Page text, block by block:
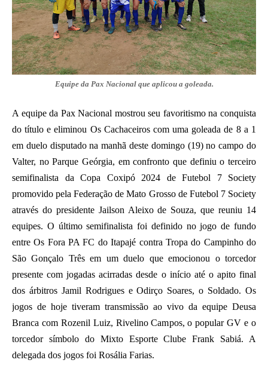
Equipe da Pax Nacional que aplicou a goleada.
A equipe da Pax Nacional mostrou seu favoritismo na conquista
do título e eliminou Os Cachaceiros com uma goleada de 8 a 1
em duelo disputado na manhã deste domingo (19) no campo do
Valter, no Parque Geórgia, em confronto que definiu o terceiro
semifinalista da Copa Coxipó 2024 de Futebol 7 Society
promovido pela Federação de Mato Grosso de Futebol 7 Society
através do presidente Jailson Aleixo de Souza, que reuniu 14
equipes. O último semifinalista foi definido no jogo de fundo
entre Os Fora PA FC do Itapajé contra Tropa do Campinho do
São Gonçalo Três em um duelo que emocionou o torcedor
presente com jogadas acirradas desde o início até o apito final
dos árbitros Jamil Rodrigues e Odirço Soares, o Soldado. Os
jogos de hoje tiveram transmissão ao vivo da equipe Deusa
Branca com Rozenil Luiz, Rivelino Campos, o popular GV e o
torcedor símbolo do Mixto Esporte Clube Frank Sabiá. A
delegada dos jogos foi Rosália Farias.